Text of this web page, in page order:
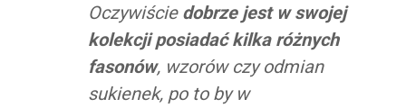
Oczywiście dobrze jest w swojej
kolekcji posiadać kilka różnych
fasonów, wzorów czy odmian
sukienek, po to by w